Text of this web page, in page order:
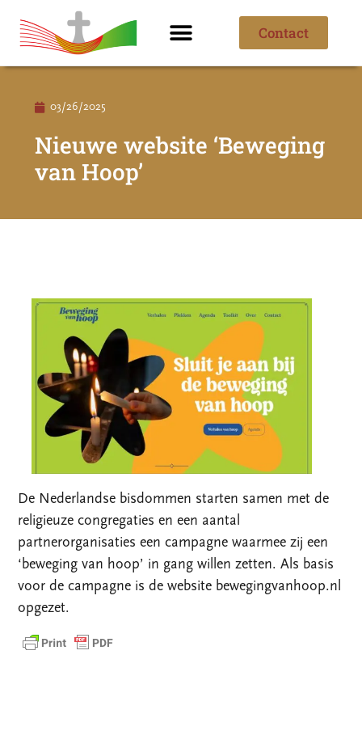
Contact
03/26/2025
Nieuwe website ‘Beweging
van Hoop’
De Nederlandse bisdommen starten samen met de
religieuze congregaties en een aantal
partnerorganisaties een campagne waarmee zij een
‘beweging van hoop’ in gang willen zetten. Als basis
voor de campagne is de website bewegingvanhoop.nl
opgezet.